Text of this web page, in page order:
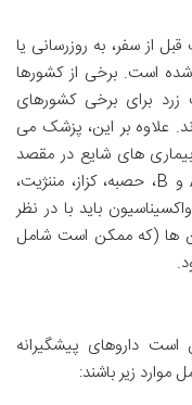
از سفر، به روزرسانی یا
است. برخی از کشورها
برای برخی کشورهای
علاوه بر این، پزشک می
های شایع در مقصد
شما مفید هستند (مانند واکسن هپاتیت A و B، حصبه، کزاز، مننژیت،
باید با در نظر
ها (که ممکن است شامل
داروهای پیشگیرانه
موارد زیر باشند: